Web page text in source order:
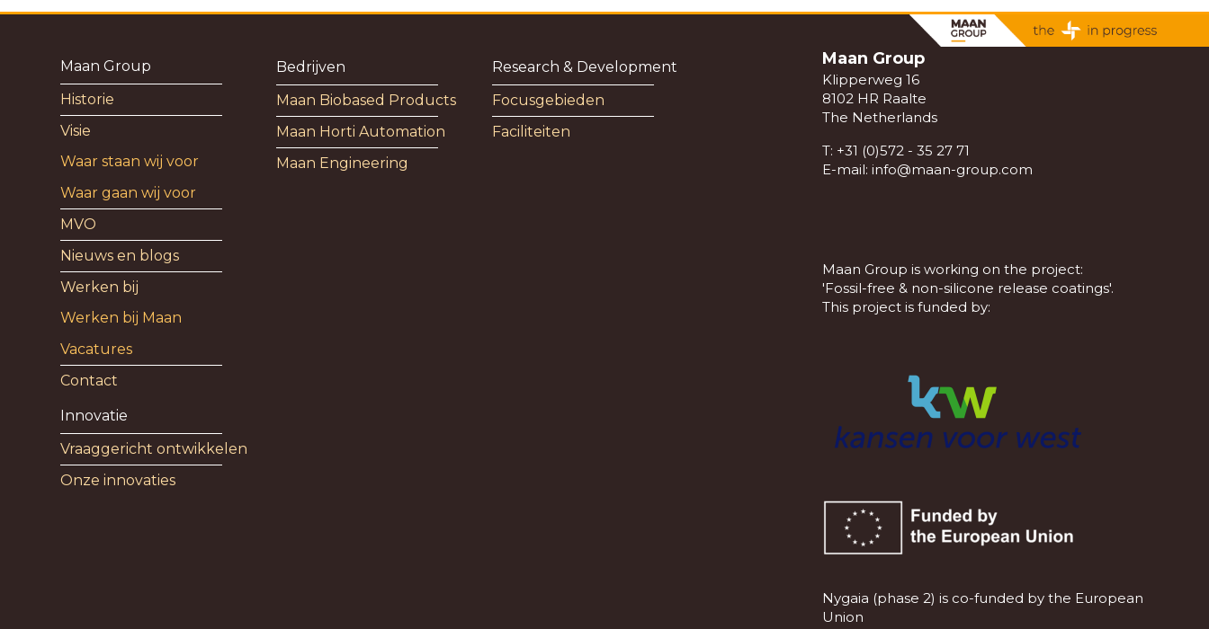
Maan Group
Historie
Visie
Waar staan wij voor
Waar gaan wij voor
MVO
Nieuws en blogs
Werken bij
Werken bij Maan
Vacatures
Contact
Bedrijven
Maan Biobased Products
Maan Horti Automation
Maan Engineering
Research & Development
Focusgebieden
Faciliteiten
Innovatie
Vraaggericht ontwikkelen
Onze innovaties
Maan Group
Klipperweg 16
8102 HR Raalte
The Netherlands
T: +31 (0)572 - 35 27 71
E-mail: info@maan-group.com
Maan Group is working on the project:
'Fossil-free & non-silicone release coatings'.
This project is funded by:
Nygaia (phase 2) is co-funded by the European
Union